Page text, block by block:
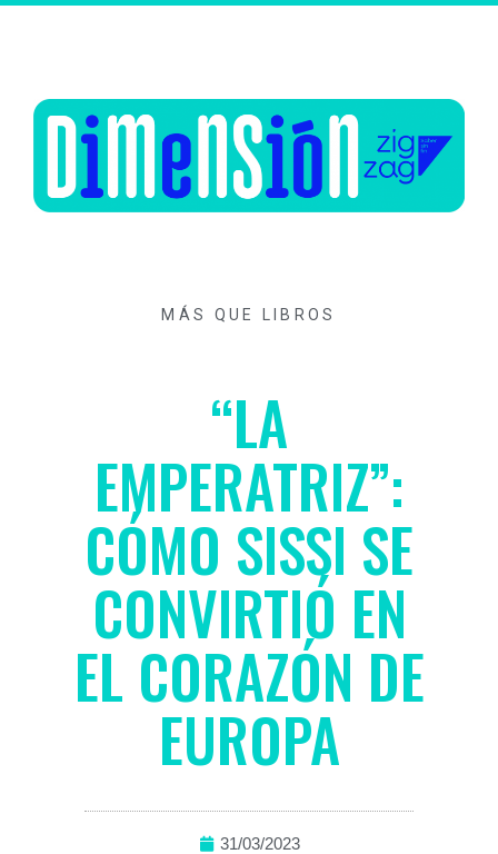
MÁS QUE LIBROS
“LA
EMPERATRIZ”:
CÓMO SISSI SE
CONVIRTIÓ EN
EL CORAZÓN DE
EUROPA
31/03/2023